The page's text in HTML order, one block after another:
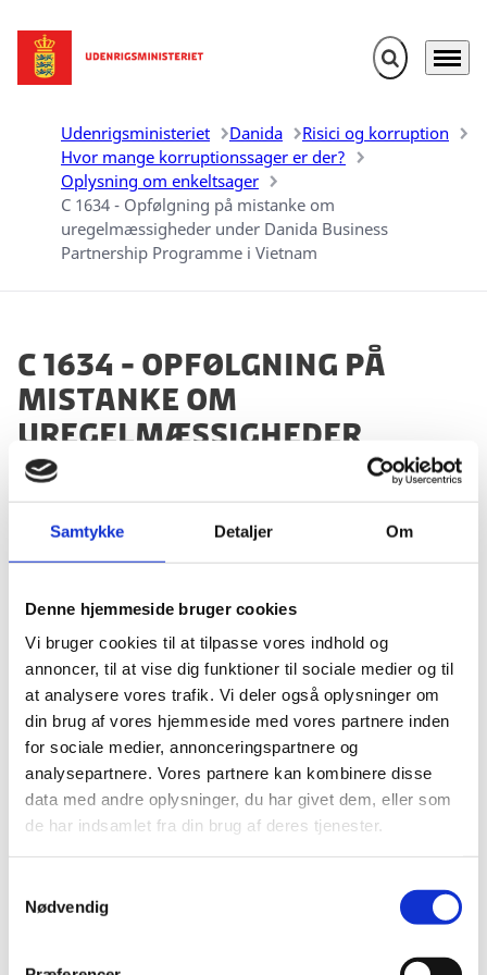
Samtykke Detaljer Om
Denne hjemmeside bruger cookies
Vi bruger cookies til at tilpasse vores indhold og
annoncer, til at vise dig funktioner til sociale medier og til
at analysere vores trafik. Vi deler også oplysninger om
din brug af vores hjemmeside med vores partnere inden
for sociale medier, annonceringspartnere og
analysepartnere. Vores partnere kan kombinere disse
data med andre oplysninger, du har givet dem, eller som
de har indsamlet fra din brug af deres tjenester.
Nødvendig
Gå til forsiden Fold søgefelt
Menu
Udenrigsministeriet Danida
Risici og korruption
Hvor mange korruptionssager er der?
Oplysning om enkeltsager
C 1634 - Opfølgning på mistanke om
uregelmæssigheder under Danida Business
Partnership Programme i Vietnam
C 1634 - Opfølgning på
mistanke om
uregelmæssigheder
under Danida Business
Partnership Programme i
Vietnam
05.08.2025
Del på Facebook
Del på X (Twitter)
Del på LinkedIn
Sagsnr.: C 1634
Rigsrevisionen informeres løbende om enkeltsager